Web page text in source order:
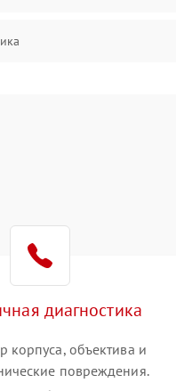
и интерфейсы
диагностика
корпуса, объектива и
повреждения.